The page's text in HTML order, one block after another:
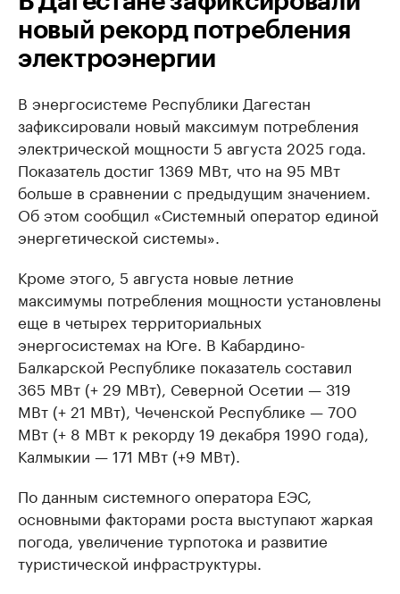
новый рекорд потребления
электроэнергии
В энергосистеме Республики Дагестан
зафиксировали новый максимум потребления
электрической мощности 5 августа 2025 года.
Показатель достиг 1369 МВт, что на 95 МВт
больше в сравнении с предыдущим значением.
Об этом сообщил «Системный оператор единой
энергетической системы».
Кроме этого, 5 августа новые летние
максимумы потребления мощности установлены
еще в четырех территориальных
энергосистемах на Юге. В Кабардино-
Балкарской Республике показатель составил
365 МВт (+ 29 МВт), Северной Осетии — 319
МВт (+ 21 МВт), Чеченской Республике — 700
МВт (+ 8 МВт к рекорду 19 декабря 1990 года),
Калмыкии — 171 МВт (+9 МВт).
По данным системного оператора ЕЭС,
основными факторами роста выступают жаркая
погода, увеличение турпотока и развитие
туристической инфраструктуры.